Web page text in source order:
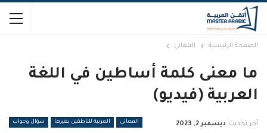
الصفحة الرئيسية المعاني
ما معنى كلمة أساطين في اللغة
العربية (فيديو)
المعاني العربية للناطقين بغيرها سؤال وجواب آخر تحديث ديسمبر 2, 2023